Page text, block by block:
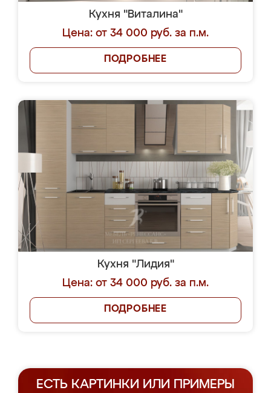
Кухня "Виталина"
Цена: от 34 000 руб. за п.м.
ПОДРОБНЕЕ
Кухня "Лидия"
Цена: от 34 000 руб. за п.м.
ПОДРОБНЕЕ
ЕСТЬ КАРТИНКИ ИЛИ ПРИМЕРЫ